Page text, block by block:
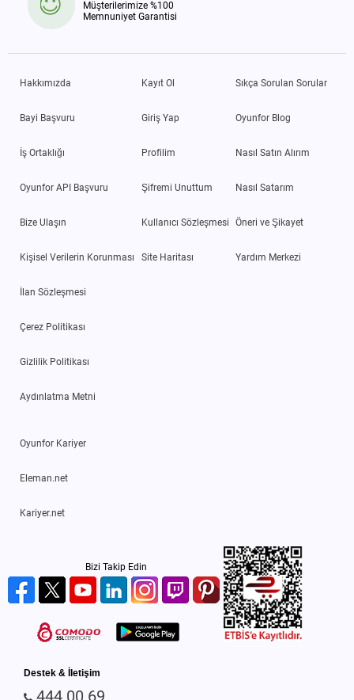
Müşterilerimize %100
Memnuniyet Garantisi
Hakkımızda
Bayi Başvuru
İş Ortaklığı
Oyunfor API Başvuru
Bize Ulaşın
Kişisel Verilerin Korunması
İlan Sözleşmesi
Çerez Politikası
Gizlilik Politikası
Aydınlatma Metni
Kayıt Ol
Giriş Yap
Profilim
Şifremi Unuttum
Kullanıcı Sözleşmesi
Site Haritası
Sıkça Sorulan Sorular
Oyunfor Blog
Nasıl Satın Alırım
Nasıl Satarım
Öneri ve Şikayet
Yardım Merkezi
Oyunfor Kariyer
Eleman.net
Kariyer.net
Bizi Takip Edin
Destek & İletişim
444 00 69